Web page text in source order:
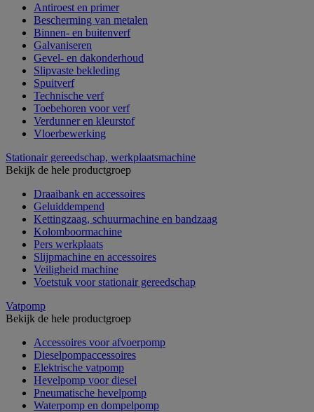
Antiroest en primer
Bescherming van metalen
Binnen- en buitenverf
Galvaniseren
Gevel- en dakonderhoud
Slipvaste bekleding
Spuitverf
Technische verf
Toebehoren voor verf
Verdunner en kleurstof
Vloerbewerking
Stationair gereedschap, werkplaatsmachine
Bekijk de hele productgroep
Draaibank en accessoires
Geluiddempend
Kettingzaag, schuurmachine en bandzaag
Kolomboormachine
Pers werkplaats
Slijpmachine en accessoires
Veiligheid machine
Voetstuk voor stationair gereedschap
Vatpomp
Bekijk de hele productgroep
Accessoires voor afvoerpomp
Dieselpompaccessoires
Elektrische vatpomp
Hevelpomp voor diesel
Pneumatische hevelpomp
Waterpomp en dompelpomp